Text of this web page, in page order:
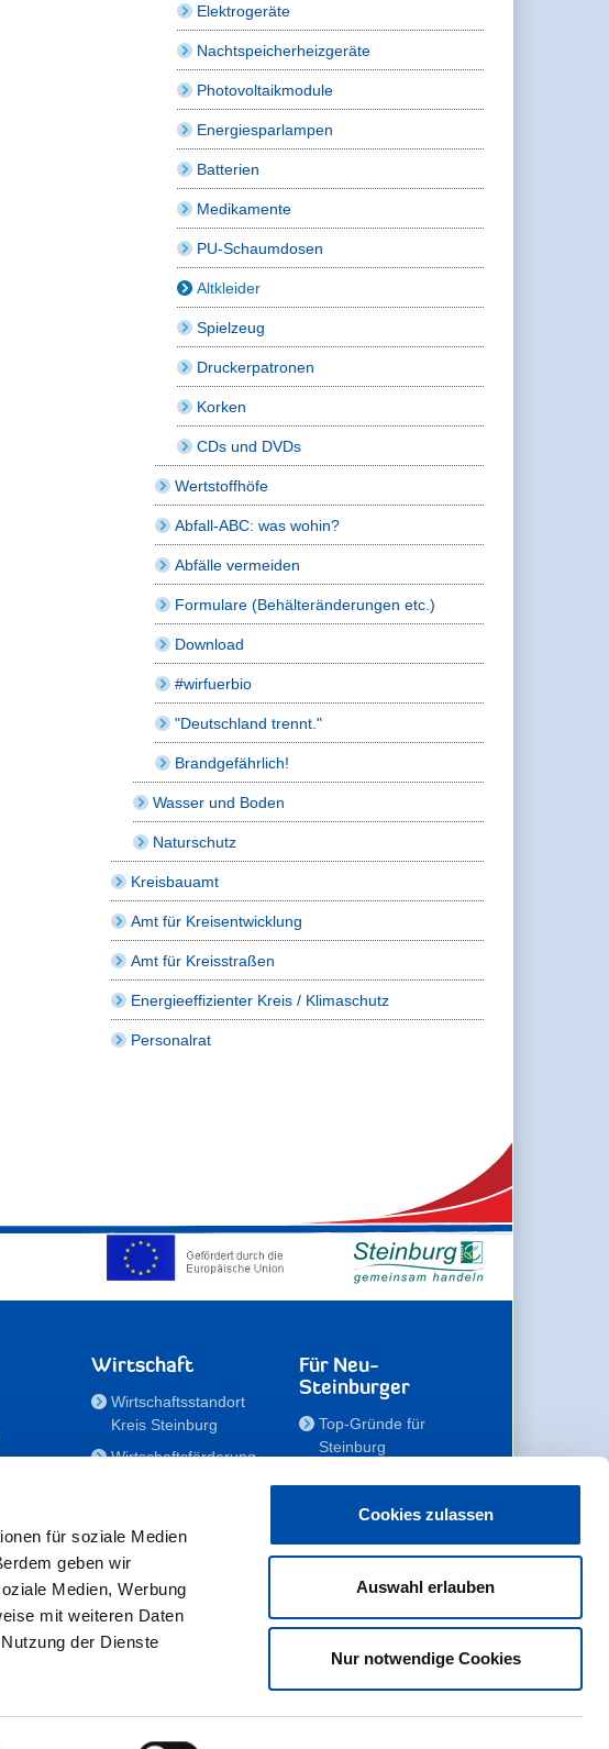
für soziale Medien
geben wir
Medien, Werbung
mit weiteren Daten
der Dienste
Cookies zulassen
Auswahl erlauben
Nur notwendige Cookies
Elektrogeräte
Nachtspeicherheizgeräte
Photovoltaikmodule
Energiesparlampen
Batterien
Medikamente
PU-Schaumdosen
Altkleider
Spielzeug
Druckerpatronen
Korken
CDs und DVDs
Wertstoffhöfe
Abfall-ABC: was wohin?
Abfälle vermeiden
Formulare (Behälteränderungen etc.)
Download
#wirfuerbio
"Deutschland trennt."
Brandgefährlich!
Wasser und Boden
Naturschutz
Kreisbauamt
Amt für Kreisentwicklung
Amt für Kreisstraßen
Energieeffizienter Kreis / Klimaschutz
Personalrat
Wirtschaft
Wirtschaftsstandort
Kreis Steinburg
Wirtschaftsförderung
Zahlen, Daten,
Fakten
Gewerbeflächen
Für Neu-
Steinburger
Top-Gründe für
Steinburg
Meine Immobilie
Erholen